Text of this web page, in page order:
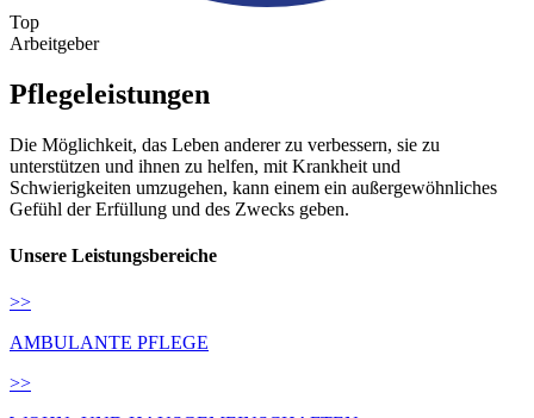
Top
Arbeitgeber
Pflegeleistungen
Die Möglichkeit, das Leben anderer zu verbessern, sie zu
unterstützen und ihnen zu helfen, mit Krankheit und
Schwierigkeiten umzugehen, kann einem ein außergewöhnliches
Gefühl der Erfüllung und des Zwecks geben.
Unsere Leistungsbereiche
>>
AMBULANTE PFLEGE
>>